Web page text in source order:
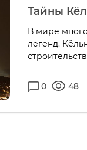
Тайны
В мире
легенд.
0 48